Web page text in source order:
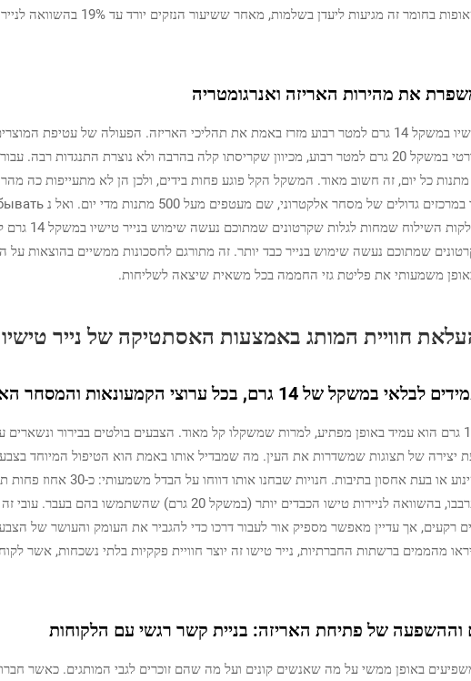
קריעות. ומעבר לכך, חבילות שאופות בחומר זה מגיעות ליעדן בשלמות, מאחר
את מהירות האריזה ואנרגומטריה
בגלל שהנייר קל כל כך, נייר טישיו במשקל 14 גרם למטר רבוע מזרז באמת את תהליכי האריזה. הפעולה של עטיפת
ב-22% בערך לעומת נייר סטנדרטי במשקל 20 גרם למטר רבוע, מכיוון שקריסתו קלה בהרבה ולא נוצרת התנגדות רבה.
כל יום, זה חשוב מאוד. המשקל הקל פוגע פחות בידים, ולכן הן לא מתעייפות כה
מה שקורה לאחר האריזה: מחלקות
מאשר קרטונים שמתוכם נעשה שימוש בנייר כבד יותר. זה מתורגם לחסכונות ממשיים בהוצאות על
באופן משמעותי את פליטת גזי החממה בכל משאית שיצאה לשליחות.
חוויית המותג באמצעות האסתטיקה של נייר טישיו
גרם, בכל ערוצי הקמעונאות והמסחר האלקטרוני
נייר הטישו המודפס במשקל 14 גרם הוא עמיד באופן מפתיע, למרות שמשקלו קל מאוד. הצבעים בולטים בבירור
יצירה של תצוגות שמשדרות את העין. מה שמבדיל אותו באמת הוא הטיפול המיוחד
את ריחוף הצבעים במהלך השינוע או בעת אחסון בתיבות. חנויות
לקוחות שדואגים שצבעים יתערבבו, בהשוואה לניירות טישו הכבדים יותר (במשקל 20 גרם) שהשתמשו בהם
רקעים, אך עדיין מאפשר מספיק אור לעבור דרכו כדי להגביר את העומק והעושר של
מהממים ברשתות החברתיות, נייר טישו זה יוצר חוויית פקקיות בלתי נשכחות, אשר
וההשפעה של פתיחת האריזה: בניית קשר רגשי עם הלקוחות
באופן ממשי על מה שאנשים קונים ועל מה שהם זוכרים לגבי המותגים. כאשר